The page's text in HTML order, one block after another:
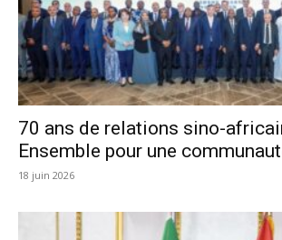
70 ans de relations sino-
Ensemble pour une
18 juin 2026